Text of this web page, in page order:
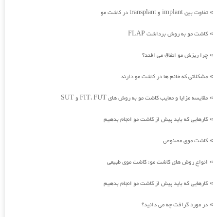
» تفاوت بین implant و transplant در کاشت مو
» کاشت مو به روش برداشت FLAP
» چرا ریزش مو اتفاق می افتد؟
» مشکلاتی که خانم ها در کاشت مو دارند
» مقایسه مزایا و معایب کاشت مو به روش های FIT، FUT و SUT
» کارهایی که باید پیش از کاشت مو انجام بدهیم
» کاشت موی مصنوعی
» انواع روش های کاشت مو: کاشت موی طبیعی
» کارهایی که باید پیش از کاشت مو انجام بدهیم
» در مورد گرافت چه می دانید؟